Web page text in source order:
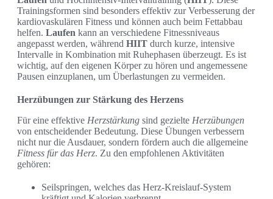
Trainingsformen sind besonders effektiv zur Verbesserung der
kardiovaskulären Fitness und können auch beim Fettabbau
helfen. Laufen kann an verschiedene Fitnessniveaus
angepasst werden, während HIIT durch kurze, intensive
Intervalle in Kombination mit Ruhephasen überzeugt. Es ist
wichtig, auf den eigenen Körper zu hören und angemessene
Pausen einzuplanen, um Überlastungen zu vermeiden.
Herzübungen zur Stärkung des Herzens
Für eine effektive Herzstärkung sind gezielte Herzübungen
von entscheidender Bedeutung. Diese Übungen verbessern
nicht nur die Ausdauer, sondern fördern auch die allgemeine
Fitness für das Herz. Zu den empfohlenen Aktivitäten
gehören:
Seilspringen, welches das Herz-Kreislauf-System